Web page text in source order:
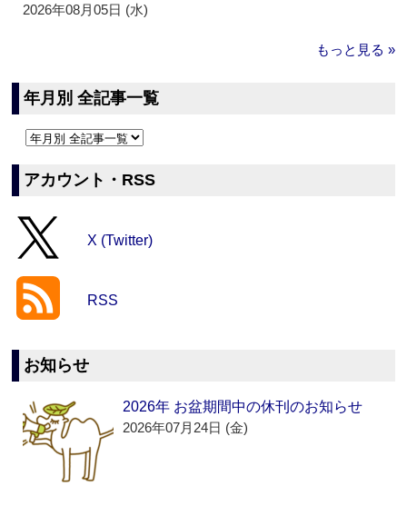
2026年08月05日 (水)
もっと見る »
年月別 全記事一覧
アカウント・RSS
X (Twitter)
RSS
お知らせ
2026年 お盆期間中の休刊のお知らせ
2026年07月24日 (金)